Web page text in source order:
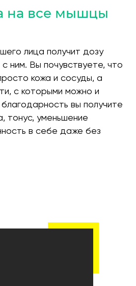
на все мышцы
лица получит дозу
ним. Вы почувствуете, что
кожа и сосуды, а
с которыми можно и
вы получите
тонус, уменьшение
в себе даже без